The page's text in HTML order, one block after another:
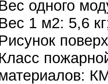
одного
1 м2: 5,6